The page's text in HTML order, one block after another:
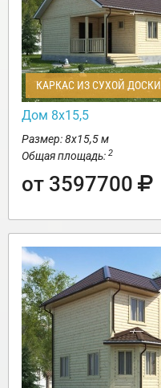
КАРКАС ИЗ СУХОЙ ДОСКИ
Дом 8х15,5
Размер: 8х15,5 м
Общая площадь: 2
от 3597700